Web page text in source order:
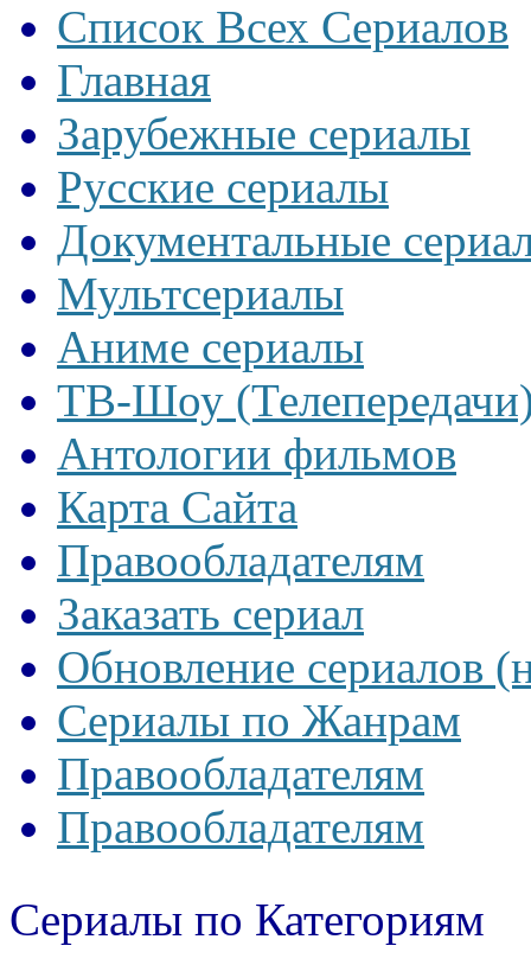
Список Всех Сериалов
Главная
Зарубежные сериалы
Русские сериалы
Документальные
Мультсериалы
Аниме сериалы
ТВ-Шоу
Антологии фильмов
Карта Сайта
Правообладателям
Заказать сериал
Обновление сериалов
Сериалы по Жанрам
Правообладателям
Правообладателям
Сериалы по Категориям